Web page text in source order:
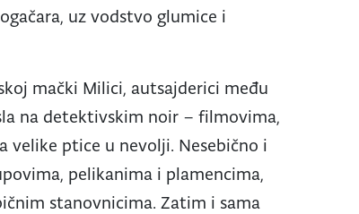
uz vodstvo glumice i
mački Milici, autsajderici među
na detektivskim noir – filmovima,
velike ptice u nevolji. Nesebično i
pelikanima i plamencima,
stanovnicima. Zatim i sama